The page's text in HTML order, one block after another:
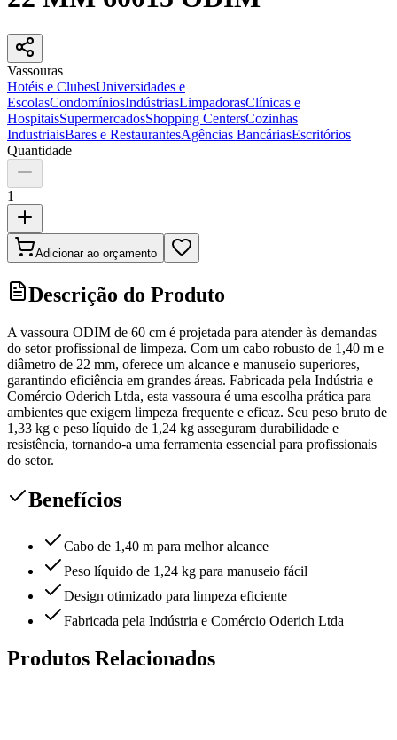
Vassouras
Hotéis e ClubesUniversidades e
EscolasCondomíniosIndústriasLimpadorasClínicas e
HospitaisSupermercadosShopping CentersCozinhas
IndustriaisBares e RestaurantesAgências BancáriasEscritórios
Quantidade
1
Adicionar ao orçamento
Descrição do Produto
A vassoura ODIM de 60 cm é projetada para atender às demandas
do setor profissional de limpeza. Com um cabo robusto de 1,40 m e
diâmetro de 22 mm, oferece um alcance e manuseio superiores,
garantindo eficiência em grandes áreas. Fabricada pela Indústria e
Comércio Oderich Ltda, esta vassoura é uma escolha prática para
ambientes que exigem limpeza frequente e eficaz. Seu peso bruto de
1,33 kg e peso líquido de 1,24 kg asseguram durabilidade e
resistência, tornando-a uma ferramenta essencial para profissionais
do setor.
Benefícios
Cabo de 1,40 m para melhor alcance
Peso líquido de 1,24 kg para manuseio fácil
Design otimizado para limpeza eficiente
Fabricada pela Indústria e Comércio Oderich Ltda
Produtos Relacionados